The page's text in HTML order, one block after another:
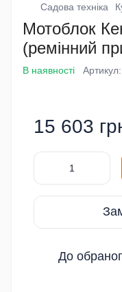
Садова техніка
Мотоблок
(ремінний
В наявності Артикул:
15 603
До